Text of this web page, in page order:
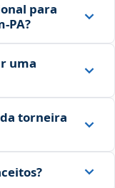
para
uma
torneira